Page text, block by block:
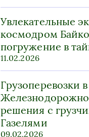
Увлекательные
космодром
погружение в
11.02.2026
Грузоперевозки в
решения с
Газелями
09.02.2026